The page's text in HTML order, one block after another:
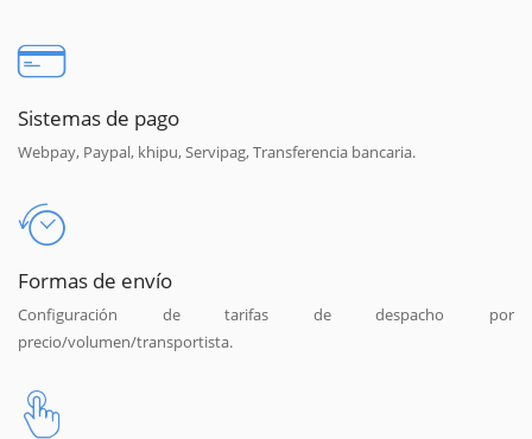
Sistemas de pago
Webpay, Paypal, khipu, Servipag, Transferencia bancaria.
Formas de envío
Configuración de tarifas de despacho por
precio/volumen/transportista.